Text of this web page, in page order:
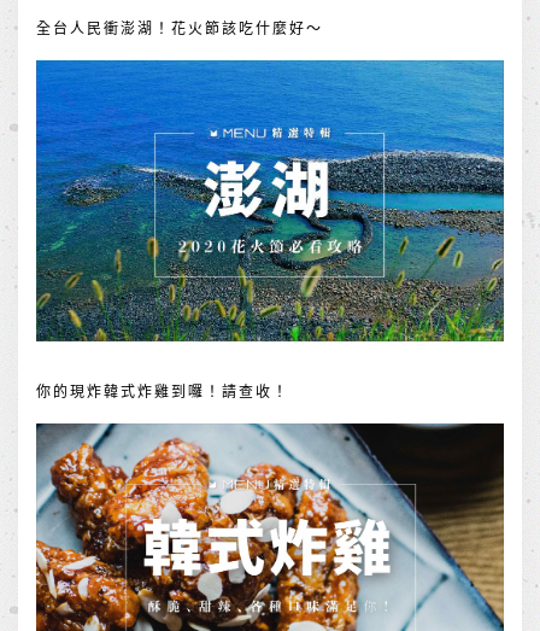
全台人民衝澎湖！花火節該吃什麼好～
你的現炸韓式炸雞到囉！請查收！